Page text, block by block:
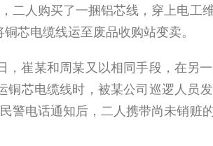
二人购买了一捆铝芯线，穿上电工
芯电缆线运至废品收购站变卖。
崔某和周某又以相同手段，在另
铜芯电缆线时，被某公司巡逻人员
警电话通知后，二人携带尚未销赃